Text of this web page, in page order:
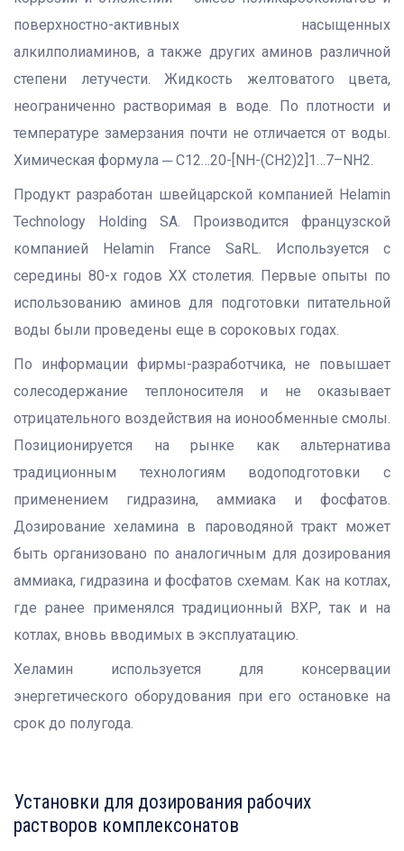
поверхностно-активных насыщенных
алкилполиаминов, а также других аминов различной
степени летучести. Жидкость желтоватого цвета,
неограниченно растворимая в воде. По плотности и
температуре замерзания почти не отличается от воды.
Химическая формула ─ C12…20-[NH-(CH2)2]1…7–NH2.
Продукт разработан швейцарской компанией Helamin
Technology Holding SA. Производится французской
компанией Helamin France SaRL. Используется с
середины 80-х годов XX столетия. Первые опыты по
использованию аминов для подготовки питательной
воды были проведены еще в сороковых годах.
По информации фирмы-разработчика, не повышает
солесодержание теплоносителя и не оказывает
отрицательного воздействия на ионообменные смолы.
Позиционируется на рынке как альтернатива
традиционным технологиям водоподготовки с
применением гидразина, аммиака и фосфатов.
Дозирование хеламина в пароводяной тракт может
быть организовано по аналогичным для дозирования
аммиака, гидразина и фосфатов схемам. Как на котлах,
где ранее применялся традиционный ВХР, так и на
котлах, вновь вводимых в эксплуатацию.
Хеламин используется для консервации
энергетического оборудования при его остановке на
срок до полугода.
Установки для дозирования рабочих
растворов комплексонатов